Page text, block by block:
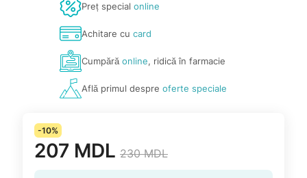
Preț special online
Achitare cu card
Cumpărăonline, ridică în farmacie
Află primul despre oferte speciale
-10%
207 MDL 230 MDL